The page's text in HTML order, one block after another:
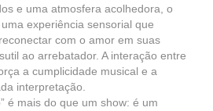
e uma atmosfera acolhedora, o
experiência sensorial que
com o amor em suas
ao arrebatador. A interação entre
a cumplicidade musical e a
interpretação.
é mais do que um show: é um